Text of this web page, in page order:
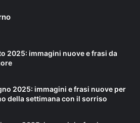
2025: immagini nuove e frasi da
2025: immagini e frasi nuove per
della settimana con il sorriso